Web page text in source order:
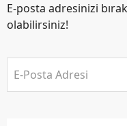
E-posta adresinizi
olabilirsiniz!
E-Posta Adresi